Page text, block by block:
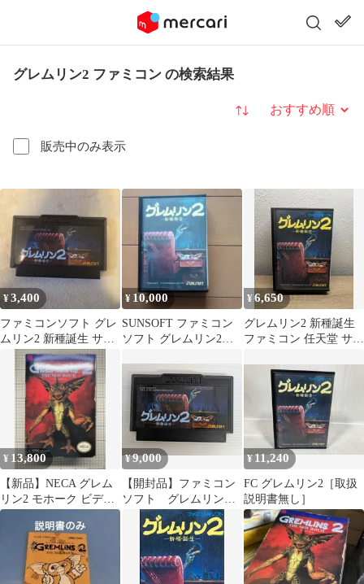
グレムリン2 ファミコン の検索結果
販売中のみ表示
並び替え
¥3,400
ファミコンソフト グレ
ムリン2 新種誕生 サン
ソフト
¥ 10,000
SUNSOFT ファミコン
ソフト グレムリン2
¥6,650
グレムリン2 新種誕生
ファミコン 任天堂 サン
¥ 13,800
【新品】NECA グレム
リン2 モホーク ビデオ
ゲーム 7インチ フィギ
¥ 9,000
【開封品】ファミコン
ソフト グレムリン
2【動作未確認、箱・説
欠品、経年臭等有】
¥11,240
FC グレムリン2［取扱
説明書無し］